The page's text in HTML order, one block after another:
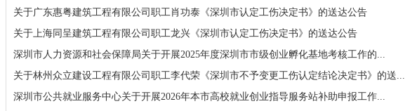
关于广东惠粤建筑工程有限公司职工肖功泰《深圳市认定工伤决定书》的送达公告
关于上海同呈建筑工程有限公司职工龙兴《深圳市认定工伤决定书》的送达公告
深圳市人力资源和社会保障局关于开展2025年度深圳市市级创业孵化基地考核工作的...
关于林州众立建设工程有限公司职工李代荣《深圳市不予变更工伤认定结论决定书》的送...
深圳市公共就业服务中心关于开展2026年本市高校就业创业指导服务站补助申报工作...